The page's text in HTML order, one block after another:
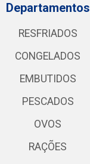
Departamentos
RESFRIADOS
CONGELADOS
EMBUTIDOS
PESCADOS
OVOS
RAÇÕES